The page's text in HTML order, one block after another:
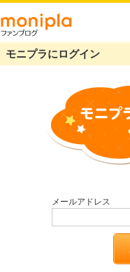
モニプラにログイン
メールアドレス